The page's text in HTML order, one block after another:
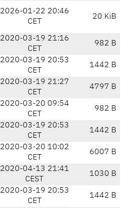
2026-01-22 20:46
CET
20 KiB
2020-03-19 21:16
CET
982 B
2020-03-19 20:53
CET
1442 B
2020-03-19 21:27
CET
4797 B
2020-03-20 09:54
CET
982 B
2020-03-19 20:53
CET
1442 B
2020-03-20 10:02
CET
6007 B
2020-04-13 21:41
CEST
1030 B
2020-03-19 20:53
CET
1442 B